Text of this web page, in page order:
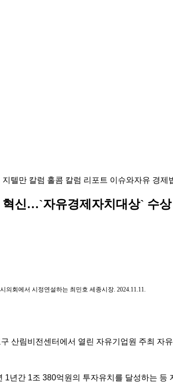
지텔만 칼럼 홀콤 칼럼 리포트 이슈와자유 경제
혁신…`자유경제자치대상` 수상
회에서 시정연설하는 최민호 세종시장. 2024.11.11.
산림비전센터에서 열린 자유기업원 주최 자
1년간 1조 380억원의 투자유치를 달성하는 등